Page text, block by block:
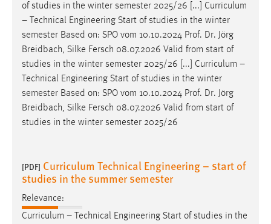
of studies in the winter semester 2025/26 [...] Curriculum
– Technical Engineering Start of studies in the winter
semester Based on: SPO vom 10.10.2024 Prof. Dr. Jörg
Breidbach, Silke Fersch 08.07.2026 Valid from start of
studies in the winter semester 2025/26 [...] Curriculum –
Technical Engineering Start of studies in the winter
semester Based on: SPO vom 10.10.2024 Prof. Dr. Jörg
Breidbach, Silke Fersch 08.07.2026 Valid from start of
studies in the winter semester 2025/26
[PDF] Curriculum Technical Engineering – start of
studies in the summer semester
Relevance:
Curriculum – Technical Engineering Start of studies in the